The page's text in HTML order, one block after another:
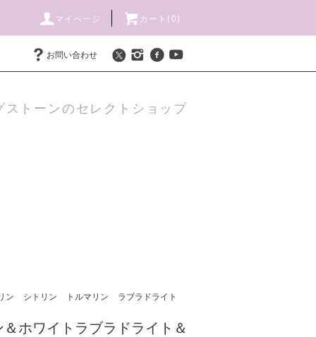
マイページ カート(0)
お問い合わせ
ストーンのセレクトショップ
ン シトリン トルマリン ラブラドライト
ホワイトラブラドライト＆